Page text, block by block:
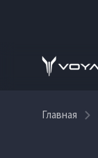
Главная